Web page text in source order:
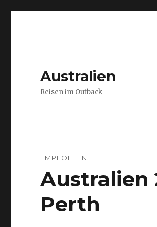
Australien
Reisen im Outback
EMPFOHLEN
Australien
Perth